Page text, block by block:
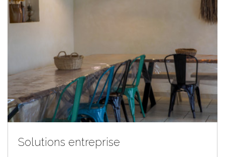
Solutions entreprise
collaborateurs un cadre original, calme et convivial, pour
une réunion, une formation ou un
Nous mettons tout en œuvre pour répondre à vos
prestataires extérieurs (traiteurs, restaurateurs,
animations, etc.).
Découvrir